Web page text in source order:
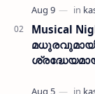
നൽകി
Musical